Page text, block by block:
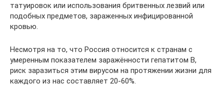
татуировок или использования бритвенных лезвий или
подобных предметов, зараженных инфицированной
кровью.
Несмотря на то, что Россия относится к странам с
умеренным показателем заражённости гепатитом B,
риск заразиться этим вирусом на протяжении жизни для
каждого из нас составляет 20-60%.